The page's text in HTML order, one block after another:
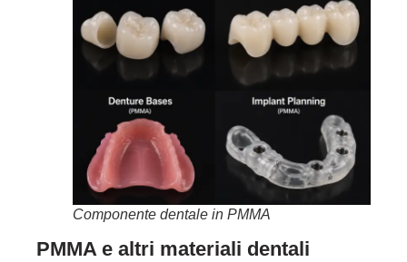
Componente dentale in PMMA
PMMA e altri materiali dentali